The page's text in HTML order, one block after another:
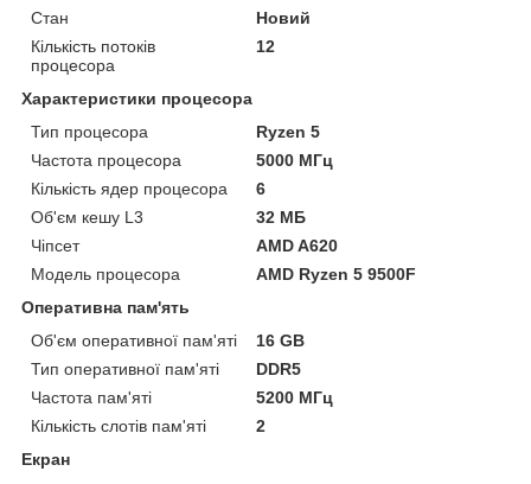
Стан
Новий
Кількість потоків
процесора
12
Характеристики процесора
Тип процесора
Ryzen 5
Частота процесора
5000 МГц
Кількість ядер процесора
6
Об'єм кешу L3
32 МБ
Чіпсет
AMD A620
Модель процесора
AMD Ryzen 5 9500F
Оперативна пам'ять
Об'єм оперативної пам'яті
16 GB
Тип оперативної пам'яті
DDR5
Частота пам'яті
5200 МГц
Кількість слотів пам'яті
2
Екран